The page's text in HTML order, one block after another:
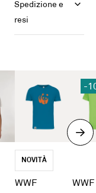
Spedizione e
resi
NOVITÀ
WWF
-
WWF